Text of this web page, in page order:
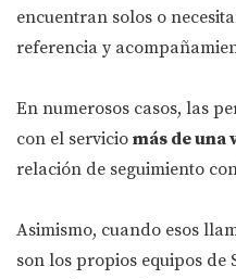
encuentran solos o
referencia y
En numerosos casos, las
con el servicio más de una
relación de seguimiento
Asimismo, cuando esos
son los propios equipos de